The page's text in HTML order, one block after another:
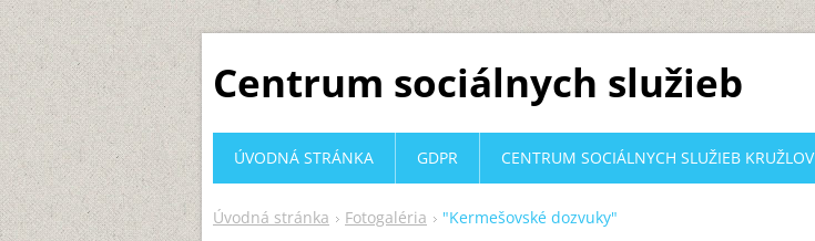
Centrum sociálnych služieb
Úvodná stránka Fotogaléria "Kermešovské dozvuky"
ÚVODNÁ STRÁNKA GDPR CENTRUM SOCIÁLNYCH SLUŽIEB KRUŽLOV